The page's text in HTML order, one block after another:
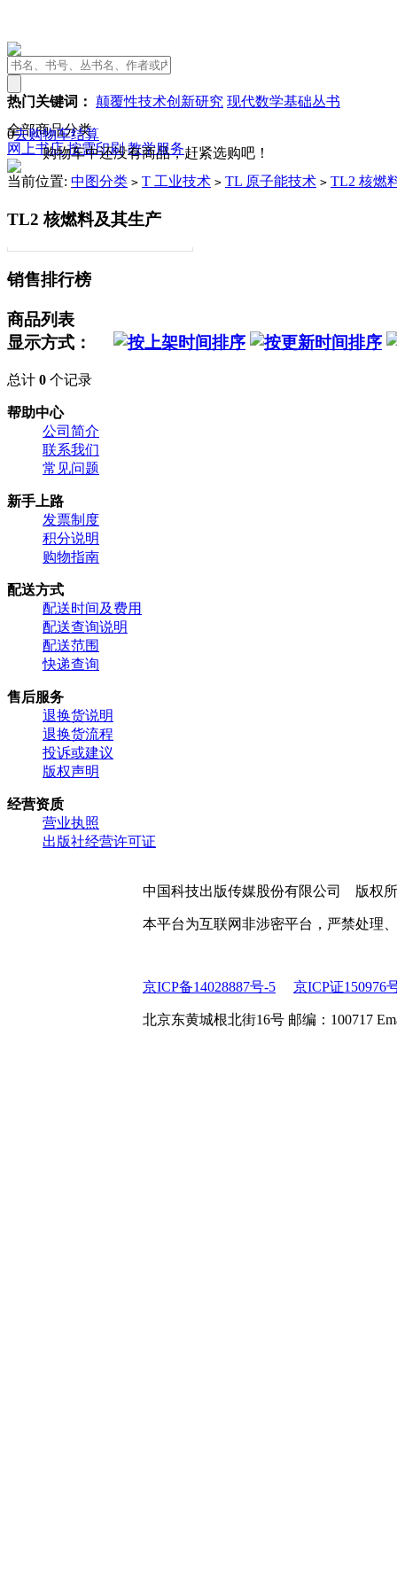
热门关键词： 颠覆性技术创新研究 现代数学基础丛书
0去购物车结算
购物车中还没有商品，赶紧选购吧！
全部商品分类
网上书店按需印刷 教学服务
当前位置: 中图分类 > T 工业技术 > TL 原子能技术 > TL2 核燃
TL2 核燃料及其生产
销售排行榜
商品列表
显示方式：
总计 0 个记录
帮助中心
公司简介
联系我们
常见问题
新手上路
发票制度
积分说明
购物指南
配送方式
配送时间及费用
配送查询说明
配送范围
快递查询
售后服务
退换货说明
退换货流程
投诉或建议
版权声明
经营资质
营业执照
出版社经营许可证
中国科技出版传媒股份有限公司 版权
本平台为互联网非涉密平台，严禁处理
京ICP备14028887号-5 京ICP证150976
北京东黄城根北街16号 邮编：100717